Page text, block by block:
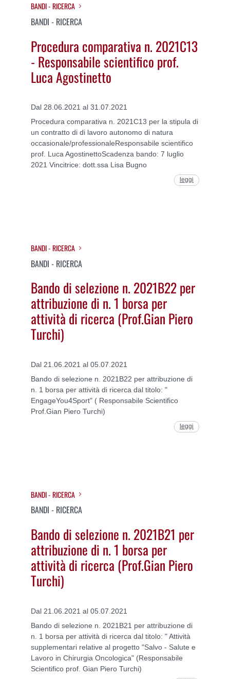
BANDI - RICERCA
BANDI - RICERCA
Procedura comparativa n. 2021C13
- Responsabile scientifico prof.
Luca Agostinetto
Dal 28.06.2021 al 31.07.2021
Procedura comparativa n. 2021C13 per la stipula di
un contratto di di lavoro autonomo di natura
occasionale/professionaleResponsabile scientifico
prof. Luca AgostinettoScadenza bando: 7 luglio
2021 Vincitrice: dott.ssa Lisa Bugno
leggi
BANDI - RICERCA
BANDI - RICERCA
Bando di selezione n. 2021B22 per
attribuzione di n. 1 borsa per
attività di ricerca (Prof.Gian Piero
Turchi)
Dal 21.06.2021 al 05.07.2021
Bando di selezione n. 2021B22 per attribuzione di
n. 1 borsa per attività di ricerca dal titolo: "
EngageYou4Sport" ( Responsabile Scientifico
Prof.Gian Piero Turchi)
leggi
BANDI - RICERCA
BANDI - RICERCA
Bando di selezione n. 2021B21 per
attribuzione di n. 1 borsa per
attività di ricerca (Prof.Gian Piero
Turchi)
Dal 21.06.2021 al 05.07.2021
Bando di selezione n. 2021B21 per attribuzione di
n. 1 borsa per attività di ricerca dal titolo: " Attività
supplementari relative al progetto "Salvo - Salute e
Lavoro in Chirurgia Oncologica" (Responsabile
Scientifico prof. Gian Piero Turchi)